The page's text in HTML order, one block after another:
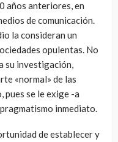
años anteriores, en
de comunicación.
la consideran un
opulentas. No
su investigación,
«normal» de las
se le exige -a
inmediato.
de establecer y